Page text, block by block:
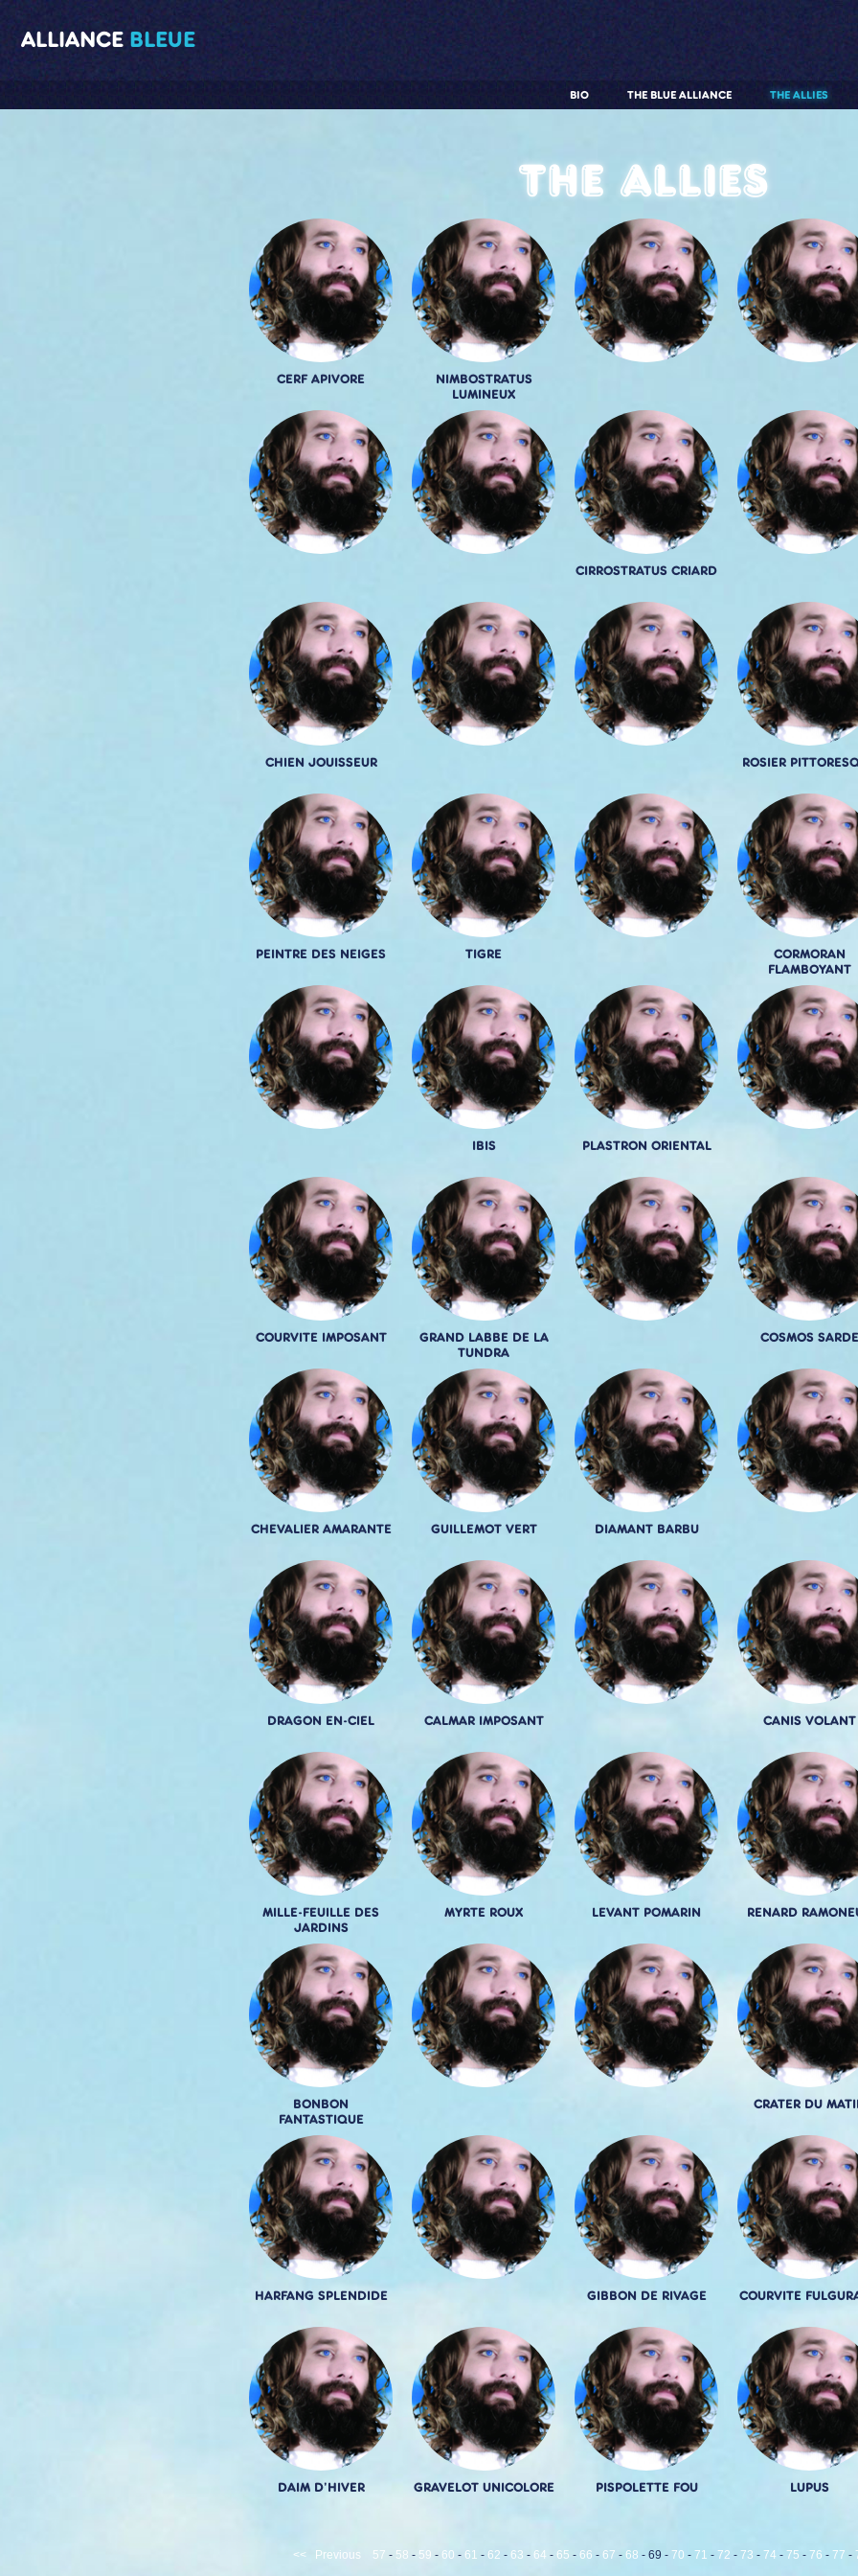
ALLIANCE BLEUE
THE ALLIES
THE BLUE ALLIANCE
BIO
The allies
CERF APIVORE
NIMBOSTRATUS
LUMINEUX
CIRROSTRATUS CRIARD
CHIEN JOUISSEUR ROSIER
PEINTRE DES NEIGES TIGRE
CORMORAN
FLAMBOYANT
IBIS PLASTRON ORIENTAL
COURVITE IMPOSANT
GRAND LABBE DE LA
TUNDRA
COSMOS SARDE
CHEVALIER AMARANTE GUILLEMOT VERT DIAMANT BARBU
DRAGON EN-CIEL CALMAR IMPOSANT CANIS VOLANT
MILLE-FEUILLE DES
JARDINS
MYRTE ROUX LEVANT POMARIN RENARD
BONBON
FANTASTIQUE
CRATER DU
HARFANG SPLENDIDE GIBBON DE RIVAGE COURVITE
DAIM D'HIVER GRAVELOT UNICOLORE PISPOLETTE FOU LUPUS
<< Previous 57 - 58 - 59 - 60 - 61 - 62 - 63 - 64 - 65 - 66 - 67 - 68 - 69 - 70 - 71 - 72 - 73 - 74 - 75 - 76 - 77 -